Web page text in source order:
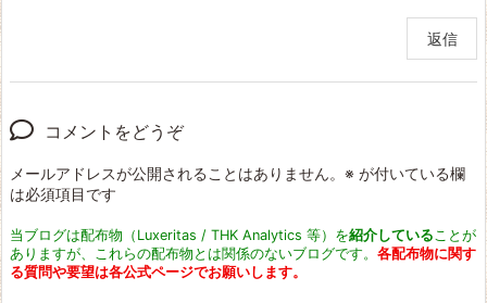
返信
コメントをどうぞ
メールアドレスが公開されることはありません。 ※ が付いている欄
は必須項目です
当ブログは配布物（Luxeritas / THK Analytics 等）を紹介していることが
ありますが、これらの配布物とは関係のないブログです。 各配布物に関す
る質問や要望は各公式ページでお願いします。